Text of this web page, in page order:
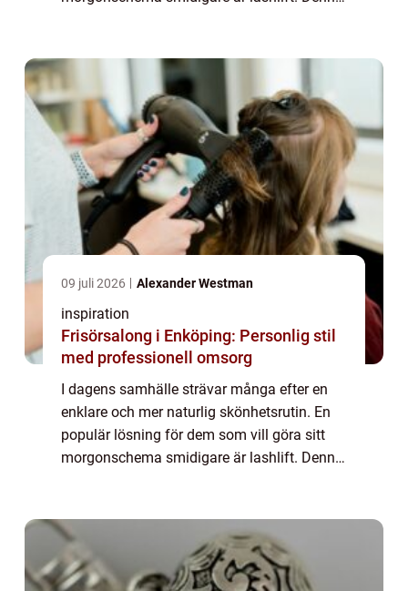
09 juli 2026 Alexander Westman
inspiration
Frisörsalong i Enköping: Personlig stil
med professionell omsorg
I dagens samhälle strävar många efter en
enklare och mer naturlig skönhetsrutin. En
populär lösning för dem som vill göra sitt
morgonschema smidigare är lashlift. Denna